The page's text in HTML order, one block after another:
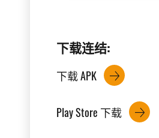
下载连结:
下载 APK
Play Store 下载